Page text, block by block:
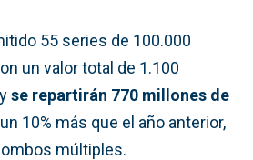
55 series de 100.000
un valor total de 1.100
se repartirán 770 millones de
10% más que el año anterior,
múltiples.